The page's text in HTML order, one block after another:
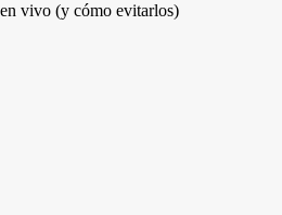
vivo (y cómo evitarlos)